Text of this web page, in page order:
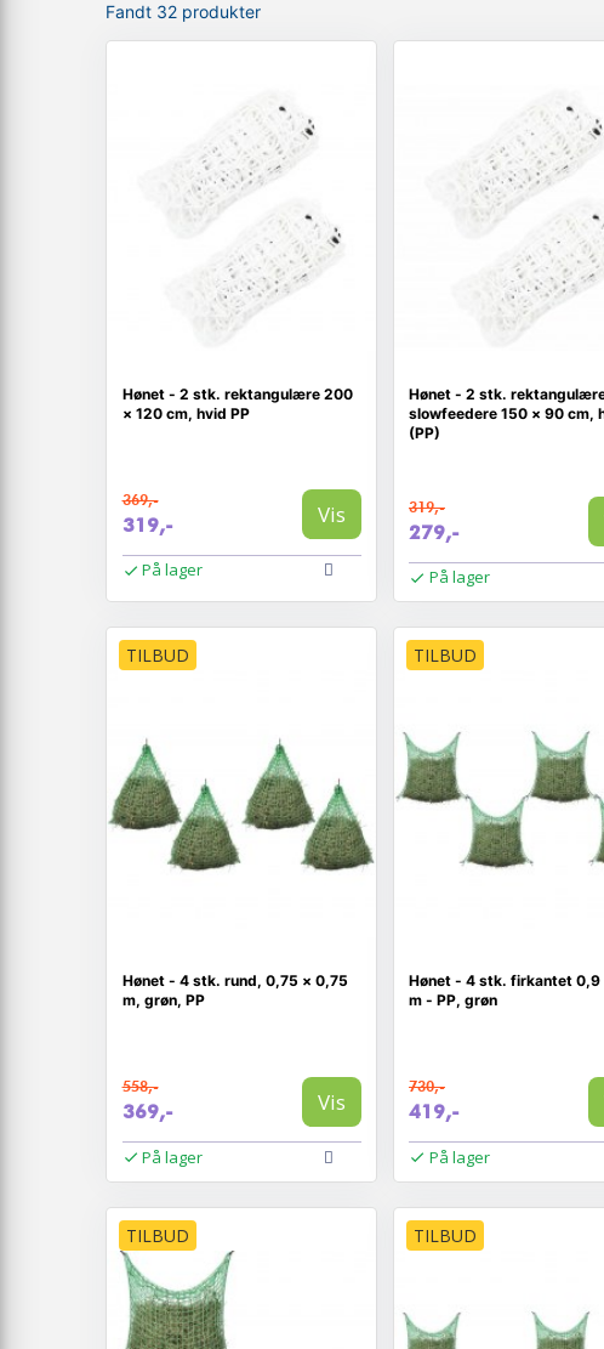
Fandt 32 produkter
Hønet - 2 stk. rektangulære 200
× 120 cm, hvid PP
369,-
319,- Vis
På lager
Hønet - 2 stk.
slowfeedere 150 × 90 cm,
(PP)
319,-
279,-
På lager
TILBUD
Hønet - 4 stk. rund, 0,75 × 0,75
m, grøn, PP
558,-
369,- Vis
På lager
TILBUD
Hønet - 4 stk. firkantet 0,9
m - PP, grøn
730,-
419,-
På lager
TILBUD TILBUD